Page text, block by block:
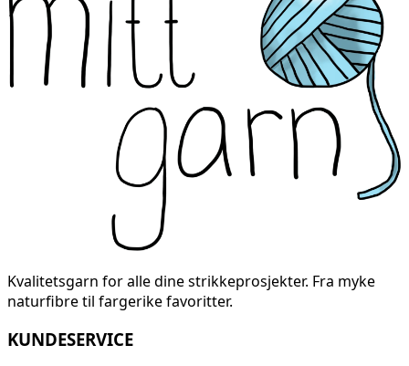
Kvalitetsgarn for alle dine strikkeprosjekter. Fra myke
naturfibre til fargerike favoritter.
KUNDESERVICE